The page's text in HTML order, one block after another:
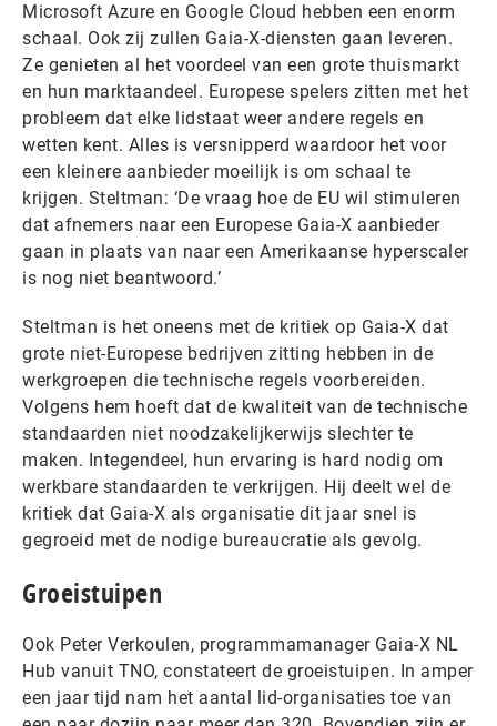
Microsoft Azure en Google Cloud hebben een enorm
schaal. Ook zij zullen Gaia-X-diensten gaan leveren.
Ze genieten al het voordeel van een grote thuismarkt
en hun marktaandeel. Europese spelers zitten met het
probleem dat elke lidstaat weer andere regels en
wetten kent. Alles is versnipperd waardoor het voor
een kleinere aanbieder moeilijk is om schaal te
krijgen. Steltman: ‘De vraag hoe de EU wil stimuleren
dat afnemers naar een Europese Gaia-X aanbieder
gaan in plaats van naar een Amerikaanse hyperscaler
is nog niet beantwoord.’
Steltman is het oneens met de kritiek op Gaia-X dat
grote niet-Europese bedrijven zitting hebben in de
werkgroepen die technische regels voorbereiden.
Volgens hem hoeft dat de kwaliteit van de technische
standaarden niet noodzakelijkerwijs slechter te
maken. Integendeel, hun ervaring is hard nodig om
werkbare standaarden te verkrijgen. Hij deelt wel de
kritiek dat Gaia-X als organisatie dit jaar snel is
gegroeid met de nodige bureaucratie als gevolg.
Groeistuipen
Ook Peter Verkoulen, programmamanager Gaia-X NL
Hub vanuit TNO, constateert de groeistuipen. In amper
een jaar tijd nam het aantal lid-organisaties toe van